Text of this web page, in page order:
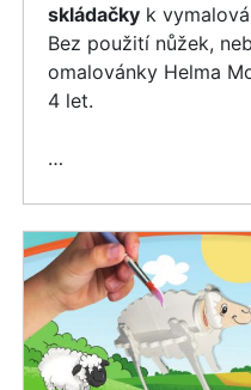
skládačky k
Bez použití nůžek,
omalovánky Helma
4 let.
…